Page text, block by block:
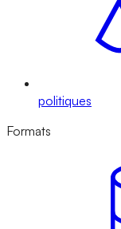
politiques
Formats